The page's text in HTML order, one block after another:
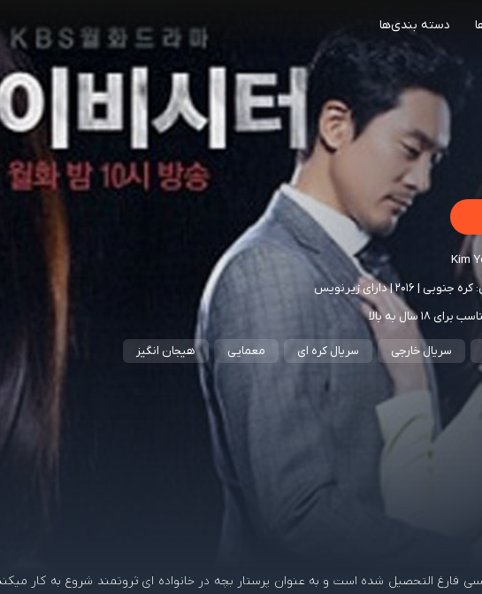
دسته بندی‌ها
Kim
برای ۱۸ سال به بالا
سریال خارجی سریال کره ای معمایی هیجان انگیز
ادبیات انگلیسی فارغ التحصیل شده است و به عنوان پرستار بچه در خانواده ای ثروتمند شروع به